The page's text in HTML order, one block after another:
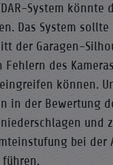
System könnte
Das System
der Garagen-
Fehlern des
können.
in der Bewertung
und
bei der